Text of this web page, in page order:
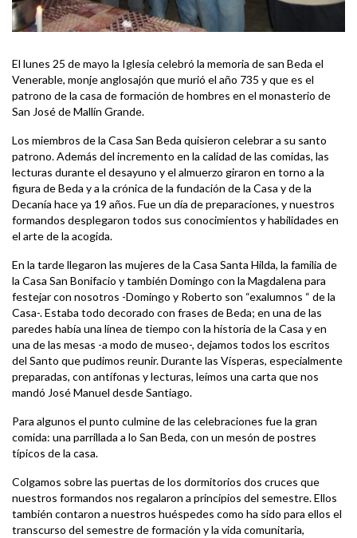
El lunes 25 de mayo la Iglesia celebró la memoria de san Beda el
Venerable, monje anglosajón que murió el año 735 y que es el
patrono de la casa de formación de hombres en el monasterio de
San José de Mallín Grande.
Los miembros de la Casa San Beda quisieron celebrar a su santo
patrono. Además del incremento en la calidad de las comidas, las
lecturas durante el desayuno y el almuerzo giraron en torno a la
figura de Beda y a la crónica de la fundación de la Casa y de la
Decanía hace ya 19 años. Fue un día de preparaciones, y nuestros
formandos desplegaron todos sus conocimientos y habilidades en
el arte de la acogida.
En la tarde llegaron las mujeres de la Casa Santa Hilda, la familia de
la Casa San Bonifacio y también Domingo con la Magdalena para
festejar con nosotros -Domingo y Roberto son “exalumnos “ de la
Casa-. Estaba todo decorado con frases de Beda; en una de las
paredes había una línea de tiempo con la historia de la Casa y en
una de las mesas -a modo de museo-, dejamos todos los escritos
del Santo que pudimos reunir. Durante las Vísperas, especialmente
preparadas, con antífonas y lecturas, leímos una carta que nos
mandó José Manuel desde Santiago.
Para algunos el punto culmine de las celebraciones fue la gran
comida: una parrillada a lo San Beda, con un mesón de postres
típicos de la casa.
Colgamos sobre las puertas de los dormitorios dos cruces que
nuestros formandos nos regalaron a principios del semestre. Ellos
también contaron a nuestros huéspedes como ha sido para ellos el
transcurso del semestre de formación y la vida comunitaria,